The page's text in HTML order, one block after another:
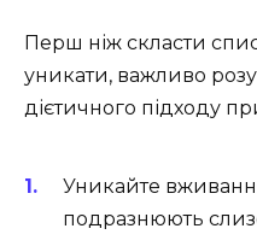
Перш ніж скласти
уникати, важливо
дієтичного підходу
Уникайте
подразнюють